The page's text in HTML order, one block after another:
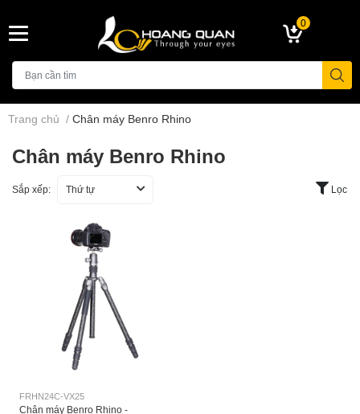
0
Trang chủ / Chân máy Benro Rhino
Chân máy Benro Rhino
Sắp xếp: Thứ tự Lọc
FRHN24C-VX25
Chân máy Benro Rhino -